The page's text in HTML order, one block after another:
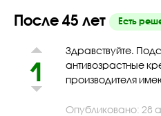
После 45 лет Есть
1
Здравствуйте.
антивозрастные
производителя
Опубликовано: 28